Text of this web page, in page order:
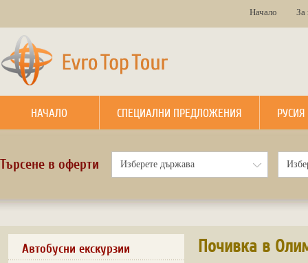
Начало За
НАЧАЛО СПЕЦИАЛНИ ПРЕДЛОЖЕНИЯ РУСИЯ
Търсене в оферти
Автобусни екскурзии
Почивка в